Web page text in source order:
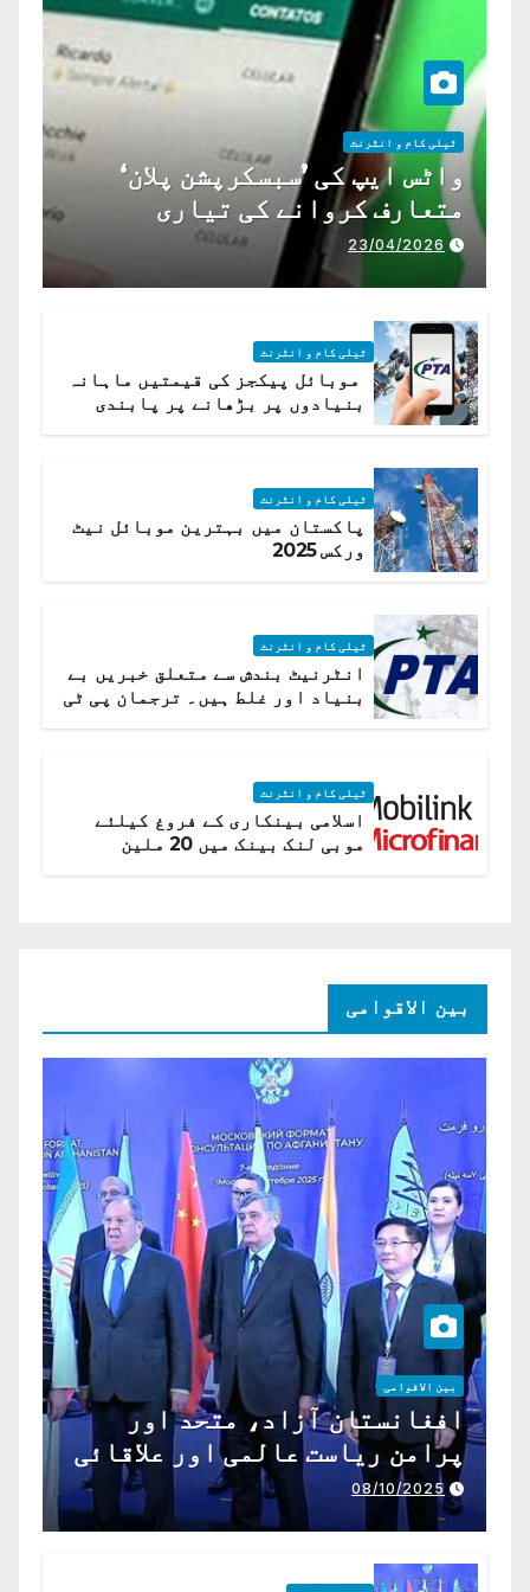
ٹیلی کام و انٹرنٹ
واٹس ایپ کی ’سبسکرپشن پلان‘
متعارف کروانے کی تیاری
23/04/2026
ٹیلی کام و انٹرنٹ
موبائل پیکجز کی قیمتیں ماہانہ
بنیادوں پر بڑھانے پر پابندی
ٹیلی کام و انٹرنٹ
پاکستان میں بہترین موبائل نیٹ
ورکس 2025
ٹیلی کام و انٹرنٹ
انٹرنیٹ بندش سے متعلق خبریں بے
بنیاد اور غلط ہیں۔ ترجمان پی ٹی
ٹیلی کام و انٹرنٹ
اسلامی بینکاری کے فروغ کیلئے
موبی لنک بینک میں 20 ملین
بین الاقوامی
بین الاقوامی
افغانستان آزاد، متحد اور
پرامن ریاست عالمی اور علاقائی
تعاون کے لیے ناگزیر ہے
08/10/2025